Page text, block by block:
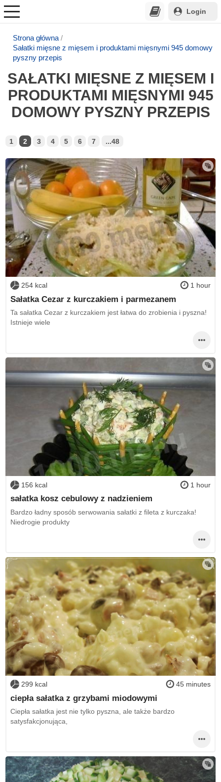
Login
Strona główna
Sałatki mięsne z mięsem i produktami mięsnymi 945 domowy
pyszny przepis
SAŁATKI MIĘSNE Z MIĘSEM I
PRODUKTAMI MIĘSNYMI 945
DOMOWY PYSZNY PRZEPIS
1 2 3 4 5 6 7 ...48
254 kcal 1 hour
Sałatka Cezar z kurczakiem i parmezanem
Ta sałatka Cezar z kurczakiem jest łatwa do zrobienia i pyszna!
Istnieje wiele
156 kcal 1 hour
sałatka kosz cebulowy z nadzieniem
Bardzo ładny sposób serwowania sałatki z fileta z kurczaka!
Niedrogie produkty
299 kcal 45 minutes
ciepła sałatka z grzybami miodowymi
Ciepła sałatka jest nie tylko pyszna, ale także bardzo
satysfakcjonująca,